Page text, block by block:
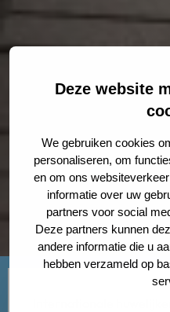
Deze website
We gebruiken cookies
personaliseren, om
en om ons
informatie over uw
partners voor social
Deze partners kunnen
andere informatie die u
hebben verzameld op